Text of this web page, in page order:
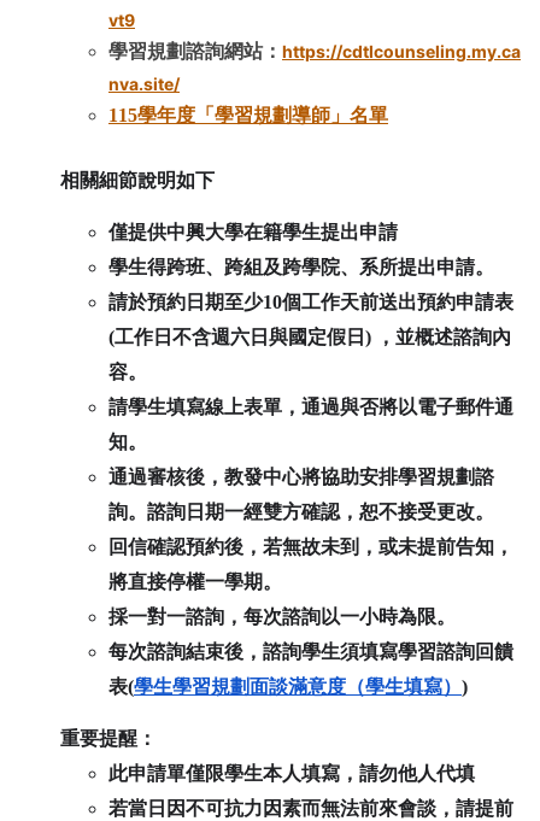
vt9
學習規劃諮詢網站： https://cdtlcounseling.my.ca
nva.site/
115學年度「學習規劃導師」名單
相關細節說明如下
僅提供中興大學在籍學生提出申請
學生得跨班、跨組及跨學院、系所提出申請。
請於預約日期至少10個工作天前送出預約申請表
(工作日不含週六日與國定假日) ，並概述諮詢內
容。
請學生填寫線上表單，通過與否將以電子郵件通
知。
通過審核後，教發中心將協助安排學習規劃諮
詢。諮詢日期一經雙方確認，恕不接受更改。
回信確認預約後，若無故未到，或未提前告知，
將直接停權一學期。
採一對一諮詢，每次諮詢以一小時為限。
每次諮詢結束後，諮詢學生須填寫學習諮詢回饋
表(學生學習規劃面談滿意度（學生填寫） )
重要提醒：
此申請單僅限學生本人填寫，請勿他人代填
若當日因不可抗力因素而無法前來會談，請提前